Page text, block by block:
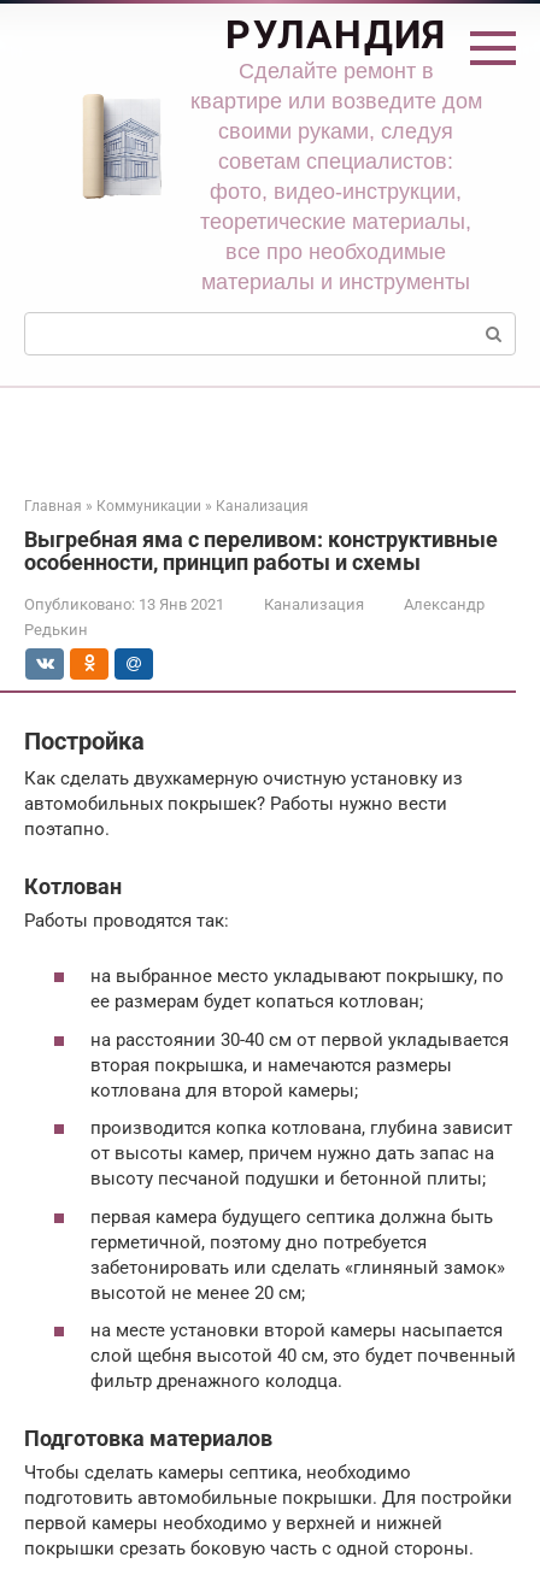
Перейти
РУЛАНДИЯ
Сделайте ремонт в
квартире или возведите дом
своими руками, следуя
советам специалистов:
фото, видео-инструкции,
теоретические материалы,
все про необходимые
материалы и инструменты
Поиск:
Главная » Коммуникации » Канализация
Выгребная яма с переливом: конструктивные
особенности, принцип работы и схемы
Опубликовано: 13 Янв 2021 Канализация
Александр
Редькин
Постройка
Как сделать двухкамерную очистную установку из
автомобильных покрышек? Работы нужно вести
поэтапно.
Котлован
Работы проводятся так:
на выбранное место укладывают покрышку, по
ее размерам будет копаться котлован;
на расстоянии 30-40 см от первой укладывается
вторая покрышка, и намечаются размеры
котлована для второй камеры;
производится копка котлована, глубина зависит
от высоты камер, причем нужно дать запас на
высоту песчаной подушки и бетонной плиты;
первая камера будущего септика должна быть
герметичной, поэтому дно потребуется
забетонировать или сделать «глиняный замок»
высотой не менее 20 см;
на месте установки второй камеры насыпается
слой щебня высотой 40 см, это будет почвенный
фильтр дренажного колодца.
Подготовка материалов
Чтобы сделать камеры септика, необходимо
подготовить автомобильные покрышки. Для постройки
первой камеры необходимо у верхней и нижней
покрышки срезать боковую часть с одной стороны.